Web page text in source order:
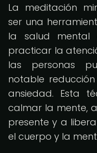
La meditación
ser una
la salud mental
practicar la
las personas
notable
ansiedad. Esta
calmar la mente,
presente y a
el cuerpo y la